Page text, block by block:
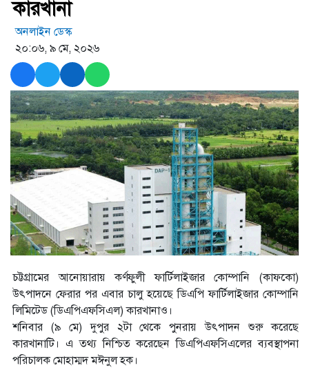
কারখানা
অনলাইন ডেস্ক
২০:০৬, ৯ মে, ২০২৬
চট্টগ্রামের আনোয়ারায় কর্ণফুলী ফার্টিলাইজার কোম্পানি (কাফকো)
উৎপাদনে ফেরার পর এবার চালু হয়েছে ডিএপি ফার্টিলাইজার কোম্পানি
লিমিটেড (ডিএপিএফসিএল) কারখানাও।
শনিবার (৯ মে) দুপুর ২টা থেকে পুনরায় উৎপাদন শুরু করেছে
কারখানাটি। এ তথ্য নিশ্চিত করেছেন ডিএপিএফসিএলের ব্যবস্থাপনা
পরিচালক মোহাম্মদ মঈনুল হক।